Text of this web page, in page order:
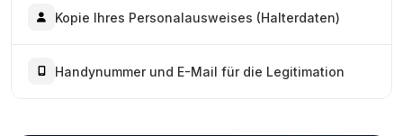
Kopie Ihres Personalausweises (Halterdaten)
Handynummer und E-Mail für die Legitimation